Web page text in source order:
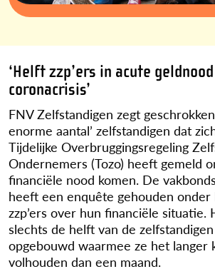
‘Helft zzp’ers in acute
coronacrisis’
FNV Zelfstandigen zegt
enorme aantal’ zelfstandigen dat
Tijdelijke Overbruggingsregeling
Ondernemers (Tozo) heeft gemeld
financiële nood komen. De
heeft een enquête gehouden onder
zzp’ers over hun financiële
slechts de helft van de
opgebouwd waarmee ze het langer
volhouden dan een maand.